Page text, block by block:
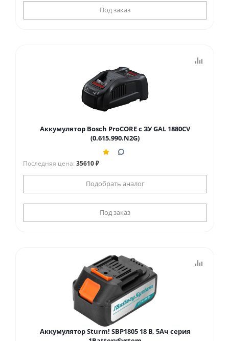
Под заказ
Аккумулятор Bosch ProCORE с ЗУ GAL 1880CV
(0.615.990.N2G)
Последняя цена: 35610 ₽
Подобрать аналог
Под заказ
Аккумулятор Sturm! SBP1805 18 В, 5Ач серия